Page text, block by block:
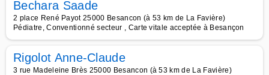
Bechara Saade
2 place René Payot 25000 Besancon (à 53 km de La Favière)
Pédiatre, Conventionné secteur , Carte vitale acceptée à Besançon
Rigolot Anne-Claude
3 rue Madeleine Brès 25000 Besancon (à 53 km de La Favière)